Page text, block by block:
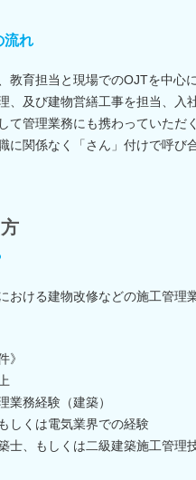
流れ
教育担当と現場でのOJTを中心
、及び建物営繕工事を担当、入
て管理業務にも携わっていただ
に関係なく「さん」付けで呼び
おける建物改修などの施工管理
》
業務経験（建築）
しくは電気業界での経験
士、もしくは二級建築施工管理